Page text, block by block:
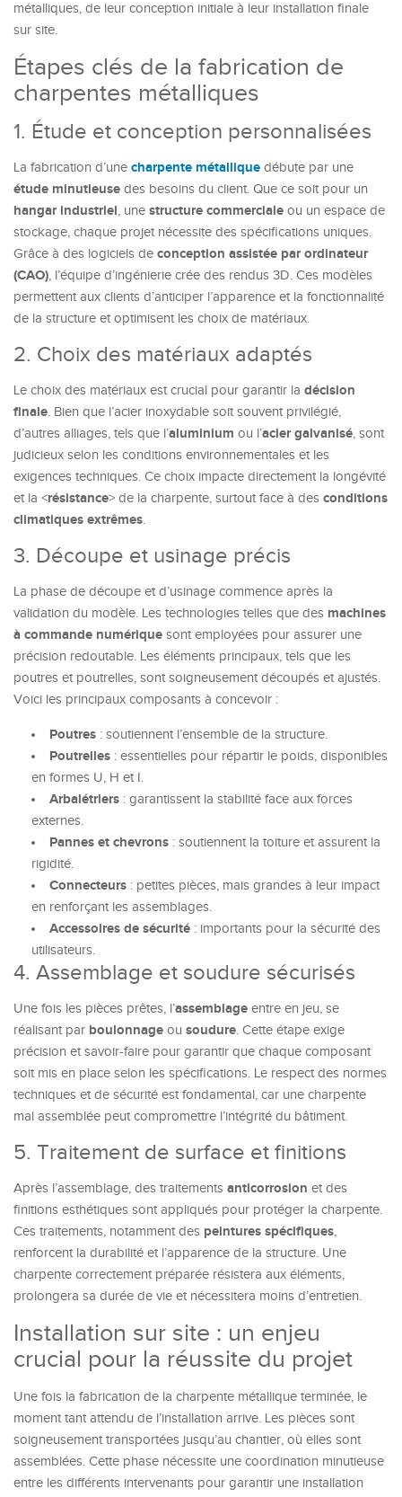
métalliques, de leur conception initiale à leur installation finale
sur site.
Étapes clés de la fabrication de
charpentes métalliques
1. Étude et conception personnalisées
La fabrication d’une charpente métallique débute par une
étude minutieuse des besoins du client. Que ce soit pour un
hangar industriel, une structure commerciale ou un espace de
stockage, chaque projet nécessite des spécifications uniques.
Grâce à des logiciels de conception assistée par ordinateur
(CAO), l’équipe d’ingénierie crée des rendus 3D. Ces modèles
permettent aux clients d’anticiper l’apparence et la fonctionnalité
de la structure et optimisent les choix de matériaux.
2. Choix des matériaux adaptés
Le choix des matériaux est crucial pour garantir la décision
finale. Bien que l’acier inoxydable soit souvent privilégié,
d’autres alliages, tels que l’aluminium ou l’acier galvanisé, sont
judicieux selon les conditions environnementales et les
exigences techniques. Ce choix impacte directement la longévité
et la <résistance> de la charpente, surtout face à des conditions
climatiques extrêmes.
3. Découpe et usinage précis
La phase de découpe et d’usinage commence après la
validation du modèle. Les technologies telles que des machines
à commande numérique sont employées pour assurer une
précision redoutable. Les éléments principaux, tels que les
poutres et poutrelles, sont soigneusement découpés et ajustés.
Voici les principaux composants à concevoir :
Poutres : soutiennent l’ensemble de la structure.
Poutrelles : essentielles pour répartir le poids, disponibles
en formes U, H et I.
Arbalétriers : garantissent la stabilité face aux forces
externes.
Pannes et chevrons : soutiennent la toiture et assurent la
rigidité.
Connecteurs : petites pièces, mais grandes à leur impact
en renforçant les assemblages.
Accessoires de sécurité : importants pour la sécurité des
utilisateurs.
4. Assemblage et soudure sécurisés
Une fois les pièces prêtes, l’assemblage entre en jeu, se
réalisant par boulonnage ou soudure. Cette étape exige
précision et savoir-faire pour garantir que chaque composant
soit mis en place selon les spécifications. Le respect des normes
techniques et de sécurité est fondamental, car une charpente
mal assemblée peut compromettre l’intégrité du bâtiment.
5. Traitement de surface et finitions
Après l’assemblage, des traitements anticorrosion et des
finitions esthétiques sont appliqués pour protéger la charpente.
Ces traitements, notamment des peintures spécifiques,
renforcent la durabilité et l’apparence de la structure. Une
charpente correctement préparée résistera aux éléments,
prolongera sa durée de vie et nécessitera moins d’entretien.
Installation sur site : un enjeu
crucial pour la réussite du projet
Une fois la fabrication de la charpente métallique terminée, le
moment tant attendu de l’installation arrive. Les pièces sont
soigneusement transportées jusqu’au chantier, où elles sont
assemblées. Cette phase nécessite une coordination minutieuse
entre les différents intervenants pour garantir une installation